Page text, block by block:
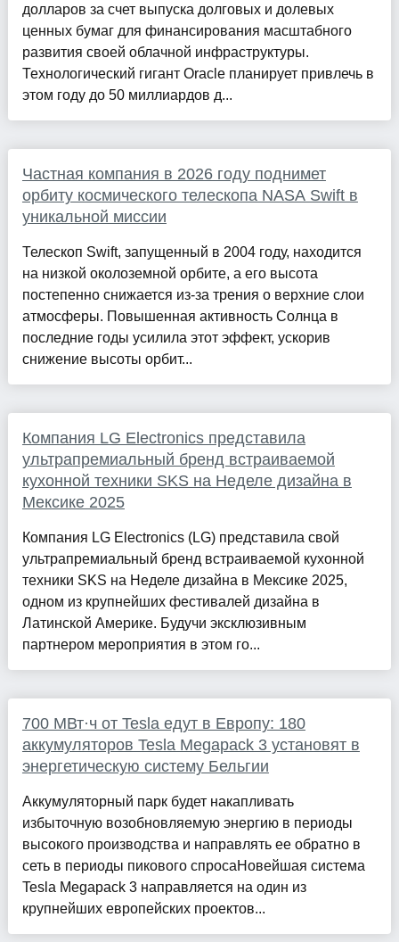
долларов за счет выпуска долговых и долевых
ценных бумаг для финансирования масштабного
развития своей облачной инфраструктуры.
Технологический гигант Oracle планирует привлечь в
этом году до 50 миллиардов д...
Частная компания в 2026 году поднимет
орбиту космического телескопа NASA Swift в
уникальной миссии
Телескоп Swift, запущенный в 2004 году, находится
на низкой околоземной орбите, а его высота
постепенно снижается из-за трения о верхние слои
атмосферы. Повышенная активность Солнца в
последние годы усилила этот эффект, ускорив
снижение высоты орбит...
Компания LG Electronics представила
ультрапремиальный бренд встраиваемой
кухонной техники SKS на Неделе дизайна в
Мексике 2025
Компания LG Electronics (LG) представила свой
ультрапремиальный бренд встраиваемой кухонной
техники SKS на Неделе дизайна в Мексике 2025,
одном из крупнейших фестивалей дизайна в
Латинской Америке. Будучи эксклюзивным
партнером мероприятия в этом го...
700 МВт·ч от Tesla едут в Европу: 180
аккумуляторов Tesla Megapack 3 установят в
энергетическую систему Бельгии
Аккумуляторный парк будет накапливать
избыточную возобновляемую энергию в периоды
высокого производства и направлять ее обратно в
сеть в периоды пикового спросаНовейшая система
Tesla Megapack 3 направляется на один из
крупнейших европейских проектов...